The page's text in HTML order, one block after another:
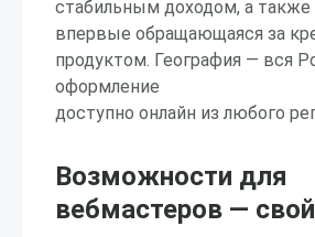
стабильным доходом, а
впервые обращающаяся за
продуктом. География — вся
оформление
доступно онлайн из любого
Возможности для
вебмастеров —